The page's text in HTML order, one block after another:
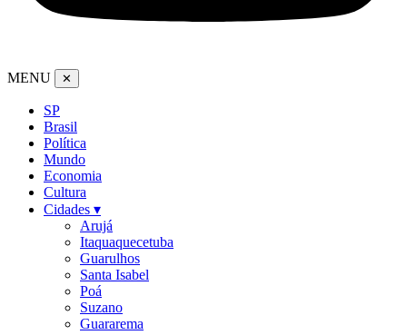
MENU ✕
SP
Brasil
Política
Mundo
Economia
Cultura
Cidades ▾
Arujá
Itaquaquecetuba
Guarulhos
Santa Isabel
Poá
Suzano
Guararema